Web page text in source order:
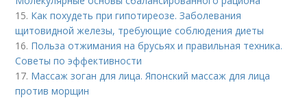
15. Как похудеть при гипотиреозе. Заболевания
щитовидной железы, требующие соблюдения диеты
16. Польза отжимания на брусьях и правильная техника.
Советы по эффективности
17. Массаж зоган для лица. Японский массаж для лица
против морщин